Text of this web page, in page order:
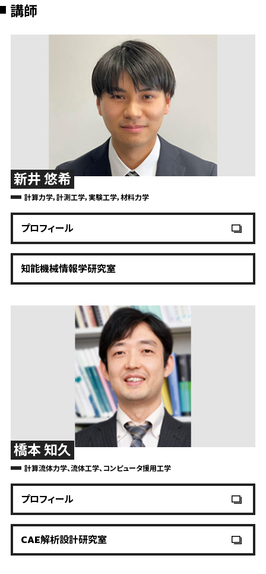
講師
新井 悠希
計算力学，計測工学，実験工学，材料力学
プロフィール
知能機械情報学研究室
橋本 知久
計算流体力学、流体工学、コンピュータ援用工学
プロフィール
CAE解析設計研究室